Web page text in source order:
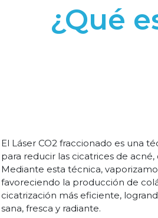
¿Qué
El Láser CO2 fraccionado es una
para reducir las cicatrices de
Mediante esta técnica,
favoreciendo la producción de
cicatrización más eficiente,
sana, fresca y radiante.